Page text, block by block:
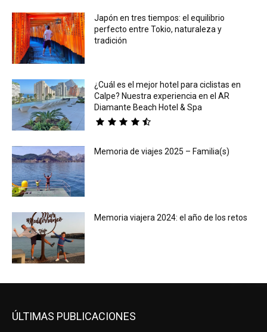
Japón en tres tiempos: el equilibrio
perfecto entre Tokio, naturaleza y
tradición
¿Cuál es el mejor hotel para ciclistas en
Calpe? Nuestra experiencia en el AR
Diamante Beach Hotel & Spa
Memoria de viajes 2025 – Familia(s)
Memoria viajera 2024: el año de los retos
ÚLTIMAS PUBLICACIONES